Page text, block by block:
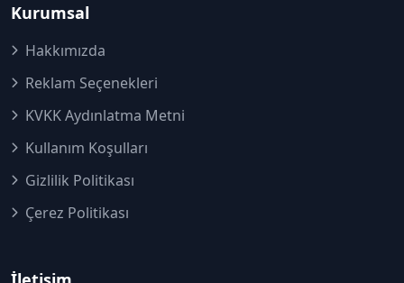
Kurumsal
Hakkımızda
Reklam Seçenekleri
KVKK Aydınlatma Metni
Kullanım Koşulları
Gizlilik Politikası
Çerez Politikası